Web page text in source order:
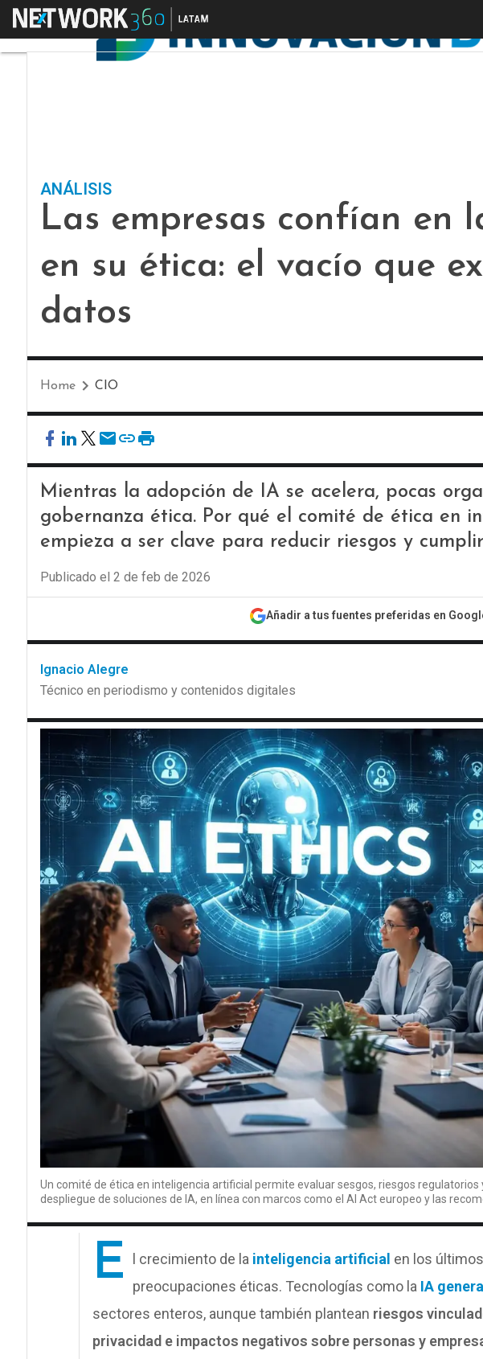
Menú
ANÁLISIS
Las empresas confían en
en su ética: el vacío que
datos
Home CIO
Mientras la adopción de IA se acelera, pocas
gobernanza ética. Por qué el comité de ética en
empieza a ser clave para reducir riesgos y
Publicado el 2 de feb de 2026
Añadir a tus fuentes preferidas en
Ignacio Alegre
Técnico en periodismo y contenidos digitales
Un comité de ética en inteligencia artificial permite evaluar sesgos, riesgos regulatorios
despliegue de soluciones de IA, en línea con marcos como el AI Act europeo y las
E l crecimiento de la inteligencia artificial en los
preocupaciones éticas. Tecnologías como la IA
sectores enteros, aunque también plantean riesgos
privacidad e impactos negativos sobre personas y